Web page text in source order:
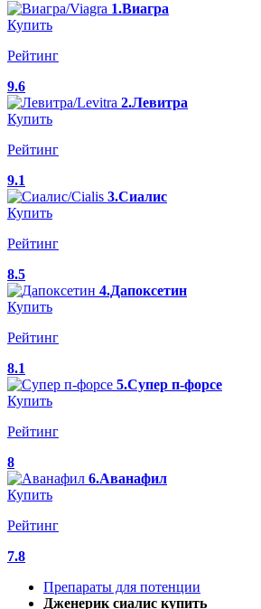
1.Виагра
Купить
Рейтинг
9.6
2.Левитра
Купить
Рейтинг
9.1
3.Сиалис
Купить
Рейтинг
8.5
4.Дапоксетин
Купить
Рейтинг
8.1
5.Супер п-форсе
Купить
Рейтинг
8
6.Аванафил
Купить
Рейтинг
7.8
Препараты для потенции
Дженерик сиалис купить